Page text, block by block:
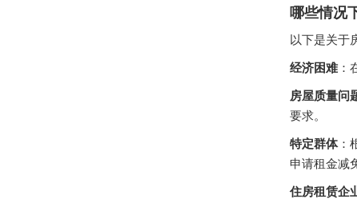
哪些情况
以下是关于
经济困难 ：
房屋质量问
要求。
特定群体：
申请租金减
住房租赁企